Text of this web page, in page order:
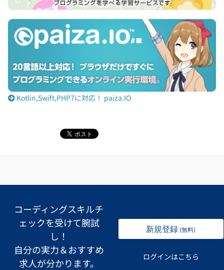
Kotlin,Swift,PHP7に対応！ paiza.IO
コーディングスキルチ
ェックを受けて腕試
し！
自分の実力＆おすすめ
求人が分かります。
新規登録 (無料)
ログインはこちら